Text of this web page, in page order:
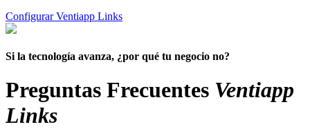
Configurar Ventiapp Links
Si la tecnología avanza, ¿por qué tu negocio no?
Preguntas Frecuentes Ventiapp
Links